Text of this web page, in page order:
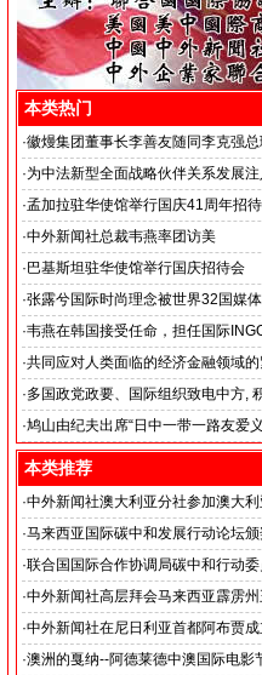
本类热门
·徽熳集团董事长李善友随同李克强
经贸合作论坛
·为中法新型全面战略伙伴关系发展
·孟加拉驻华使馆举行国庆41周年招
闻社记者应邀出席
·中外新闻社总裁韦燕率团访美
· 巴基斯坦驻华使馆举行国庆招待会
·张露兮国际时尚理念被世界32国媒
·韦燕在韩国接受任命，担任国际
世界绿色气候机构美国全球世界支援
·共同应对人类面临的经济金融领域
·多国政党政要、国际组织致电中方,
方抗击新冠肺炎疫情取得的成效
·鸠山由纪夫出席“日中一带一路友爱
本类推荐
·中外新闻社澳大利亚分社参加澳大
务论坛
·马来西亚国际碳中和发展行动论坛
隆坡香格里拉大酒店举行
·联合国国际合作协调局碳中和行动
来西亚国际低碳发展行动论坛
主题:促进低碳领域技术交流 深化低
·中外新闻社高层拜会马来西亚霹雳州
子
·中外新闻社在尼日利亚首都阿布贾成
·澳洲的戛纳--阿德莱德中澳国际电影